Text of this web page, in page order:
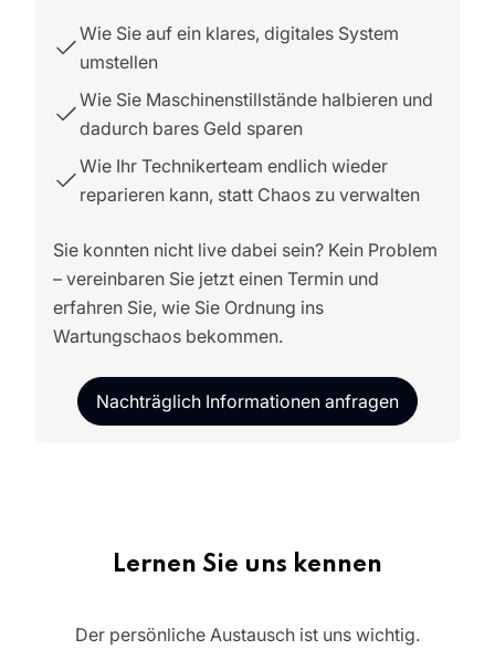
Wie Sie auf ein klares, digitales System
umstellen
Wie Sie Maschinenstillstände halbieren und
dadurch bares Geld sparen
Wie Ihr Technikerteam endlich wieder
reparieren kann, statt Chaos zu verwalten
Sie konnten nicht live dabei sein? Kein Problem
– vereinbaren Sie jetzt einen Termin und
erfahren Sie, wie Sie Ordnung ins
Wartungschaos bekommen.
Nachträglich Informationen anfragen
Lernen Sie uns kennen
Der persönliche Austausch ist uns wichtig.